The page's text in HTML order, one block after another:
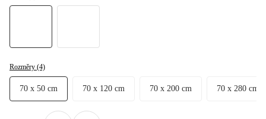
Rozměry (4)
70 x 50 cm 70 x 120 cm 70 x 200 cm 70 x 280 cm